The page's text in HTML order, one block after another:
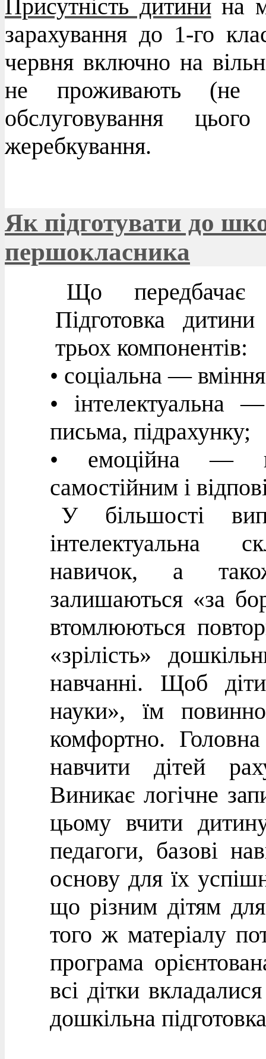
Присутність дитинина
зарахування до 1-го
червня включно на
не проживають (не
обслуговування
жеребкування.
Як підготувати до
першокласника
Що передбачає
Підготовка
трьох компонентів:
• соціальна —
• інтелектуальна
письма, підрахунку;
• емоційна —
самостійним і
У більшості
інтелектуальна
навичок, а
залишаються «за
втомлюються
«зрілість»
навчанні. Щоб
науки», їм
комфортно.
навчити дітей
Виникає логічне
цьому вчити
педагоги, базові
основу для їх
що різним дітям
того ж матеріалу
програма
всі дітки
дошкільна